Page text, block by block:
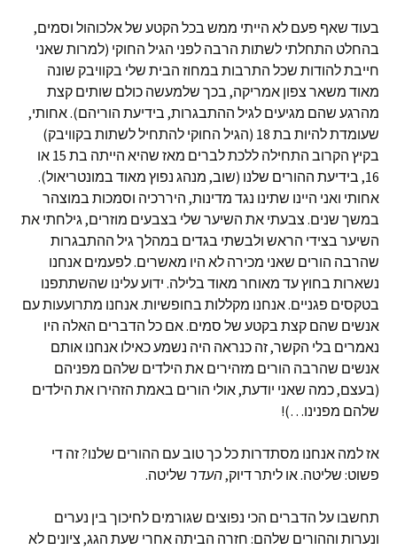
בעוד שאף פעם לא הייתי ממש בכל הקטע של אלכוהול וסמים,
בהחלט התחלתי לשתות הרבה לפני הגיל החוקי (למרות שאני
חייבת להודות שכל התרבות במחוז הבית שלי בקוויבק שונה
מאוד משאר צפון אמריקה, בכך שלמעשה כולם שותים קצת
מהרגע שהם מגיעים לגיל ההתבגרות, בידיעת הוריהם). אחותי,
שעומדת להיות בת 18 (הגיל החוקי להתחיל לשתות בקוויבק)
בקיץ הקרוב התחילה ללכת לברים מאז שהיא הייתה בת 15 או
16, בידיעת ההורים שלנו (שוב, מנהג נפוץ מאוד במונטריאול).
אחותי ואני היינו שתינו נגד מדינות, היררכיה וסמכות במוצהר
במשך שנים. צבעתי את השיער שלי בצבעים מוזרים, גילחתי את
השיער בצידי הראש ולבשתי בגדים במהלך גיל ההתבגרות
שהרבה הורים שאני מכירה לא היו מאשרים. לפעמים אנחנו
נשארות בחוץ עד מאוחר מאוד בלילה. ידוע עלינו שהשתתפנו
בטקסים פגניים. אנחנו מקללות בחופשיות. אנחנו מתרועעות עם
אנשים שהם קצת בקטע של סמים. אם כל הדברים האלה היו
נאמרים בלי הקשר, זה כנראה היה נשמע כאילו אנחנו אותם
אנשים שהרבה הורים מזהירים את הילדים שלהם מפניהם
(בעצם, כמה שאני יודעת, אולי הורים באמת הזהירו את הילדים
שלהם מפנינו…)!
אז למה אנחנו מסתדרות כל כך טוב עם ההורים שלנו? זה די
פשוט: שליטה. או ליתר דיוק,העדר שליטה.
תחשבו על הדברים הכי נפוצים שגורמים לחיכוך בין נערים
ונערות וההורים שלהם: חזרה הביתה אחרי שעת הגג, ציונים לא